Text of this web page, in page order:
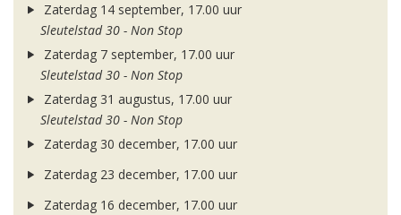
Zaterdag 14 september, 17.00 uur
Sleutelstad 30 - Non Stop
Zaterdag 7 september, 17.00 uur
Sleutelstad 30 - Non Stop
Zaterdag 31 augustus, 17.00 uur
Sleutelstad 30 - Non Stop
Zaterdag 30 december, 17.00 uur
Zaterdag 23 december, 17.00 uur
Zaterdag 16 december, 17.00 uur